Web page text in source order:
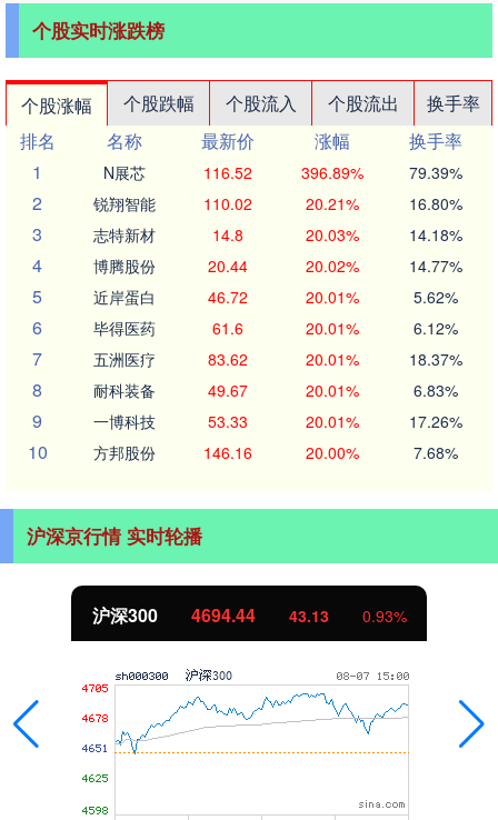
个股实时涨跌榜
个股涨幅 个股跌幅 个股流入 个股流出
换手率
排名
名称 最新价 涨幅
换手率
1
N展芯 116.52 396.89% 79.39%
2 锐翔智能 110.02 20.21% 16.80%
3 志特新材 14.8 20.03% 14.18%
4 博腾股份 20.44 20.02% 14.77%
5 近岸蛋白 46.72 20.01% 5.62%
6 毕得医药 61.6 20.01% 6.12%
7 五洲医疗 83.62 20.01% 18.37%
8 耐科装备 49.67 20.01% 6.83%
9 一博科技 53.33 20.01% 17.26%
10 方邦股份 146.16 20.00% 7.68%
沪深京行情 实时轮播
沪深300 4694.44 43.13 0.93%